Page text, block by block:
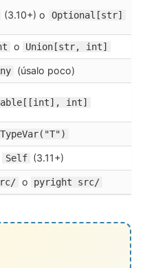
(3.10+) o Optional[str]
o Union[str, int]
(úsalo poco)
int]
TypeVar("T")
Self (3.11+)
o pyright src/